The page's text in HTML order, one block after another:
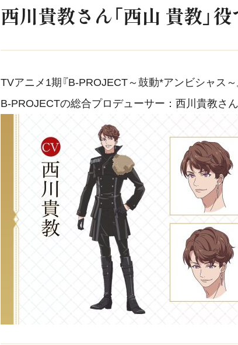
西川貴教さん「西山 貴教」
TVアニメ1期『B-PROJECT～鼓動*アンビシャス～
B-PROJECTの総合プロデューサー：西川貴教さ